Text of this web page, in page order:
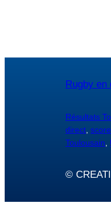
Rugby en
Résultats
direct
Toulousain
©